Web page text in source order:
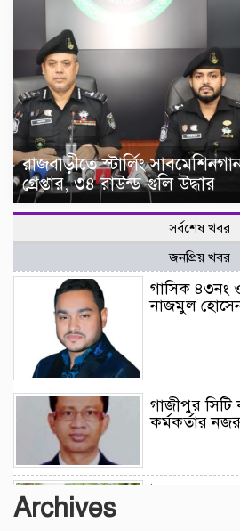
রাজবাড়ীতে স্টার্লিং
গ্রেপ্তার, ৩৪ রাউন্ড গুলি উদ্ধার
সর্বশেষ খবর
জনপ্রিয় খবর
গাসিক ৪৩নং
নাজমুল
গাজীপুর
কর্মকর্তার
Archives